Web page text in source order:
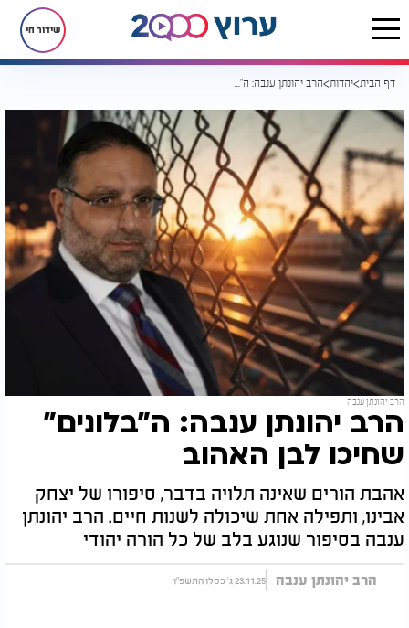
שידור חי
דף הבית יהדות הרב יהונתן ענבה: ה"בלונים" שחיכו לבן האהוב
הרב יהונתן ענבה
הרב יהונתן ענבה: ה"בלונים"
שחיכו לבן האהוב
אהבת הורים שאינה תלויה בדבר, סיפורו של יצחק
אבינו, ותפילה אחת שיכולה לשנות חיים. הרב יהונתן
ענבה בסיפור שנוגע בלב של כל הורה יהודי
הרב יהונתן ענבה 23.11.25 ג' כסלו התשפ"ו